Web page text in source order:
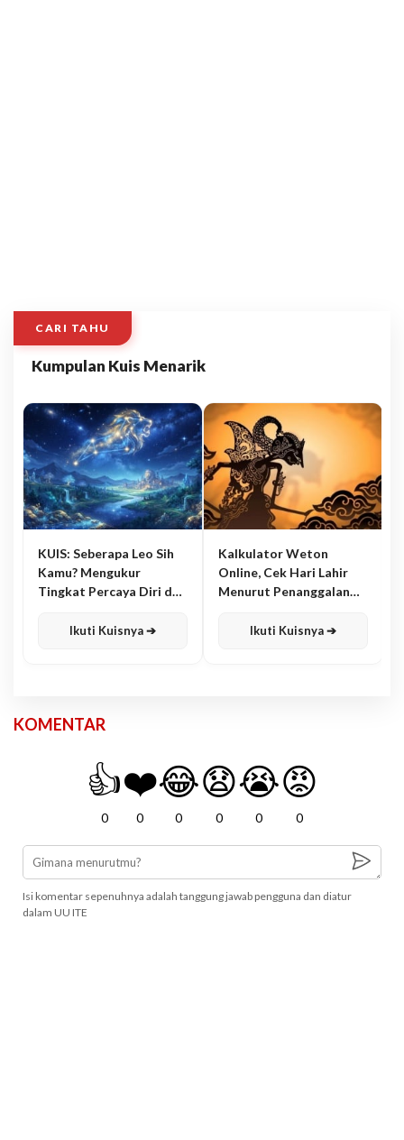
CARI TAHU
Kumpulan Kuis Menarik
KUIS: Seberapa Leo Sih
Kamu? Mengukur
Tingkat Percaya Diri dan
Ikuti Kuisnya ➔
Kalkulator Weton
Online, Cek Hari Lahir
Menurut Penanggalan
Ikuti Kuisnya ➔
KOMENTAR
👍
0
❤️
0
😂
0
😧
0
😭
0
😡
0
Isi komentar sepenuhnya adalah tanggung jawab pengguna dan diatur
dalam UU ITE